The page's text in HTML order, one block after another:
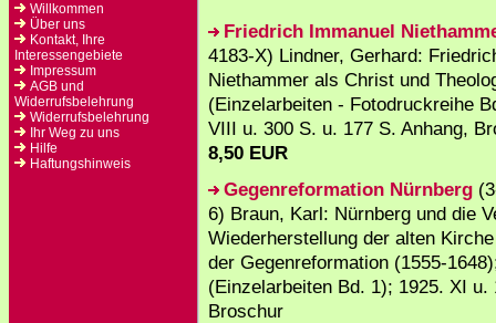
Willkommen
Über uns
Kontakt, Ihre
Interessengebiete
Impressum
AGB und
Widerrufsbelehrung
Widerrufsbelehrung
Ihr Weg zu uns
Hilfe
Haftungshinweis
Friedrich Immanuel
4183-X) Lindner, Gerhard:
Niethammer als Christ und
(Einzelarbeiten - Fotodruckreihe
VIII u. 300 S. u. 177 S. Anhang,
8,50 EUR
Gegenreformation Nürnberg
6) Braun, Karl: Nürnberg und die
Wiederherstellung der alten
der Gegenreformation (1555-
(Einzelarbeiten Bd. 1); 1925. XI u.
Broschur